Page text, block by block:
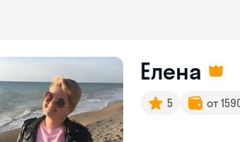
Елена
5 от